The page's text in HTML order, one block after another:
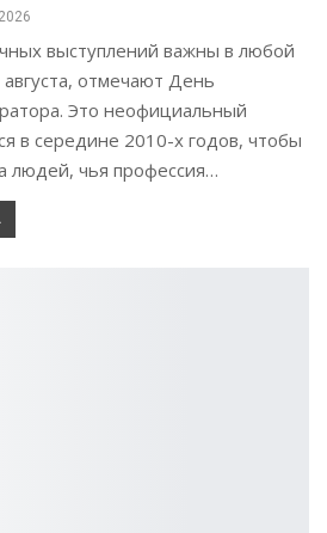
выступлений важны в любой
отмечают День
Это неофициальный
в середине 2010-х годов, чтобы
людей, чья профессия…